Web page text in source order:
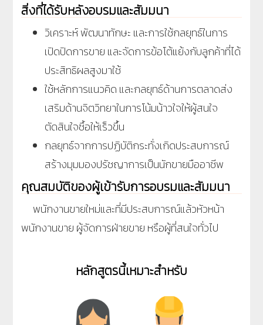
สิ่งที่ได้รับหลังอบรมและสัมมนา
วิเคราะห์ พัฒนาทักษะ และการใช้กลยุทธ์ในการ
เปิดปิดการขาย และจัดการข้อโต้แย้งกับลูกค้าที่ได้
ประสิทธิผลสูงมาใช้
ใช้หลักการแนวคิด และกลยุทธ์ด้านการตลาดส่ง
เสริมด้านจิตวิทยาในการโน้มน้าวใจให้ผู้สนใจ
ตัดสินใจซื้อให้เร็วขึ้น
กลยุทธ์จากการปฏิบัติกระทั่งเกิดประสบการณ์
สร้างมุมมองปรัชญาการเป็นนักขายมืออาชีพ
คุณสมบัติของผู้เข้ารับการอบรมและสัมมนา
พนักงานขายใหม่และที่มีประสบการณ์แล้วหัวหน้า
พนักงานขาย ผู้จัดการฝ่ายขาย หรือผู้ที่สนใจทั่วไป
หลักสูตรนี้เหมาะสำหรับ